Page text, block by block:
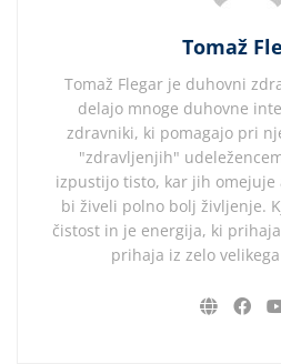
Tomaž
Tomaž Flegar je duhovni
delajo mnoge duhovne
zdravniki, ki pomagajo pri
"zdravljenjih"
izpustijo tisto, kar jih omejuje
bi živeli polno bolj življenje.
čistost in je energija, ki
prihaja iz zelo